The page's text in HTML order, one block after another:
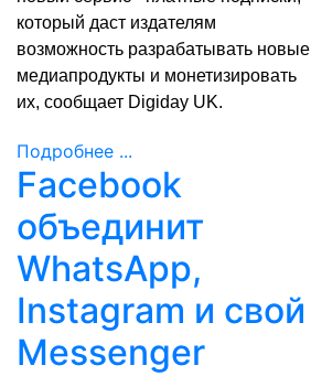
который даст издателям
возможность разрабатывать новые
медиапродукты и монетизировать
их, сообщает Digiday UK.
Подробнее ...
Facebook
объединит
WhatsApp,
Instagram и свой
Messenger